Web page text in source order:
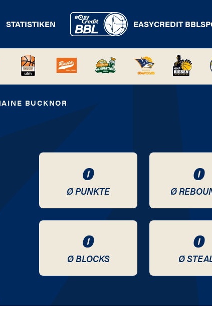
STATISTIKEN EASYCREDIT BBL
BUCKNOR
0
Ø PUNKTE
0
Ø
0
Ø BLOCKS
0
Ø